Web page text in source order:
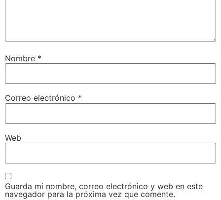
Nombre *
Correo electrónico *
Web
Guarda mi nombre, correo electrónico y web en este
navegador para la próxima vez que comente.